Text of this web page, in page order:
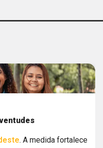
. A medida fortalece